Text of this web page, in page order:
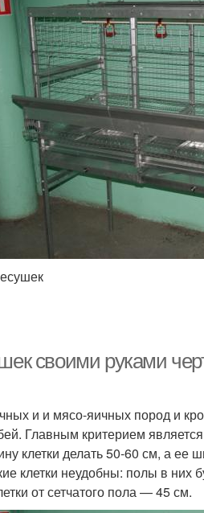
своими руками
и и мясо-яичных пород и
Главным критерием
клетки делать 50-60 см, а
клетки неудобны: полы в них
от сетчатого пола — 45 см.